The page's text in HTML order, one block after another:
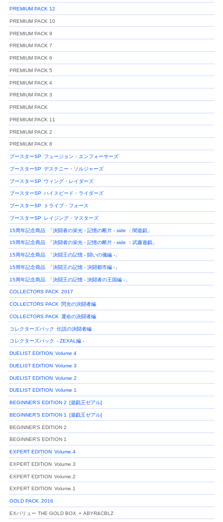
PREMIUM PACK 12
PREMIUM PACK 10
PREMIUM PACK 9
PREMIUM PACK 7
PREMIUM PACK 6
PREMIUM PACK 5
PREMIUM PACK 4
PREMIUM PACK 3
PREMIUM PACK
PREMIUM PACK 11
PREMIUM PACK 2
PREMIUM PACK 8
ブースターSP フュージョン・エンフォーサーズ
ブースターSP デステニー・ソルジャーズ
ブースターSP ウィング・レイダーズ
ブースターSP ハイスピード・ライダーズ
ブースターSP トライブ・フォース
ブースターSP レイジング・マスターズ
15周年記念商品 「決闘者の栄光 - 記憶の断片 - side ：闇遊戯」
15周年記念商品 「決闘者の栄光 - 記憶の断片 - side ：武藤遊戯」
15周年記念商品 「決闘王の記憶 - 闘いの儀編 -」
15周年記念商品 「決闘王の記憶 - 決闘都市編 -」
15周年記念商品 「決闘王の記憶 - 決闘者の王国編 -」
COLLECTORS PACK 2017
COLLECTORS PACK 閃光の決闘者編
COLLECTORS PACK 運命の決闘者編
コレクターズパック 伝説の決闘者編
コレクターズパック - ZEXAL編 -
DUELIST EDITION Volume 4
DUELIST EDITION Volume 3
DUELIST EDITION Volume 2
DUELIST EDITION Volume 1
BEGINNER'S EDITION 2 [遊戯王ゼアル]
BEGINNER'S EDITION 1 [遊戯王ゼアル]
BEGINNER'S EDITION 2
BEGINNER'S EDITION 1
EXPERT EDITION Volume.4
EXPERT EDITION Volume.3
EXPERT EDITION Volume.2
EXPERT EDITION Volume.1
GOLD PACK 2016
EXバリュー THE GOLD BOX + ABYR&CBLZ